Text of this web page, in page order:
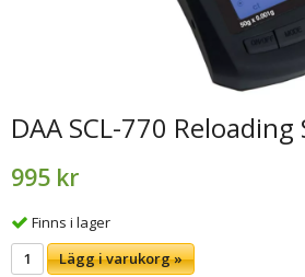
DAA SCL-770 Reloading
995 kr
Finns i lager
Lägg i varukorg »